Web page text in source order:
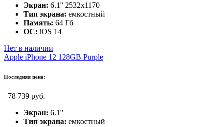
Экран: 6.1'' 2532x1170
Тип экрана: емкостный
Память: 64 Гб
ОС: iOS 14
Нет в наличии
Apple iPhone 12 128GB Purple
Последняя цена:
78 739 руб.
Экран: 6.1''
Тип экрана: емкостный